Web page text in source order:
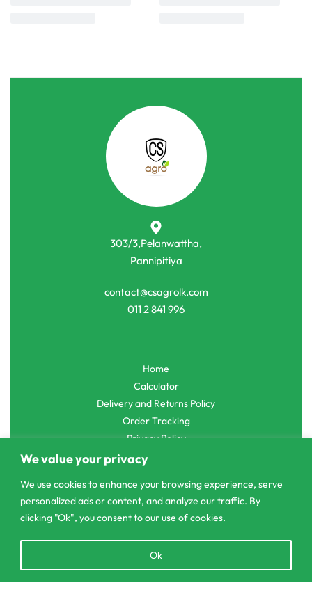
We value your privacy
We use cookies to enhance your browsing experience, serve
personalized ads or content, and analyze our traffic. By
clicking "Ok", you consent to our use of cookies.
Ok
303/3,Pelanwattha,
Pannipitiya
contact@csagrolk.com
011 2 841 996
Home
Calculator
Delivery and Returns Policy
Order Tracking
Privacy Policy
© CS Agro 2026. All rights reserved.
chaty